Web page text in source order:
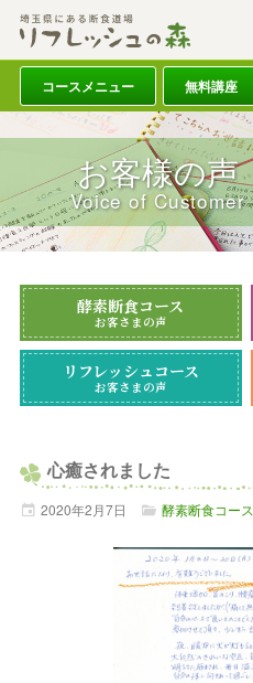
コースメニュー 無料講座
お客様の声
Voice of Customer
酵素断食コース
お客さまの声
リフレッシュコース
お客さまの声
心癒されました
2020年2月7日 酵素断食コース